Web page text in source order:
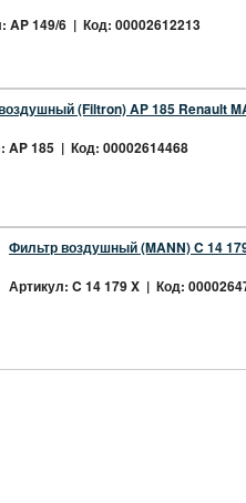
AP 149/6 | Код: 00002612213
(Filtron) AP 185 Renault
AP 185 | Код: 00002614468
Фильтр воздушный (MANN) C 14
Артикул: C 14 179 X | Код: